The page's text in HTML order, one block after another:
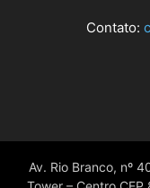
Contato:
Av. Rio Branco, nº